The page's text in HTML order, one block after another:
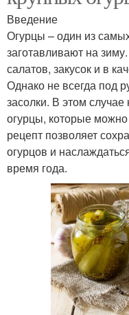
Введение
Огурцы – один из
заготавливают на
салатов, закусок и в
Однако не всегда под
засолки. В этом
огурцы, которые
рецепт позволяет
огурцов и
время года.